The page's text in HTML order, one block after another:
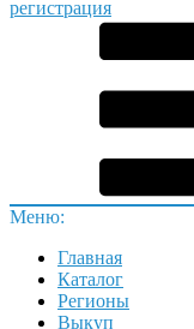
регистрация
Меню:
Главная
Каталог
Регионы
Выкуп